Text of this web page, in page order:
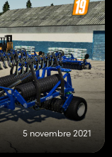
5 novembre 2021